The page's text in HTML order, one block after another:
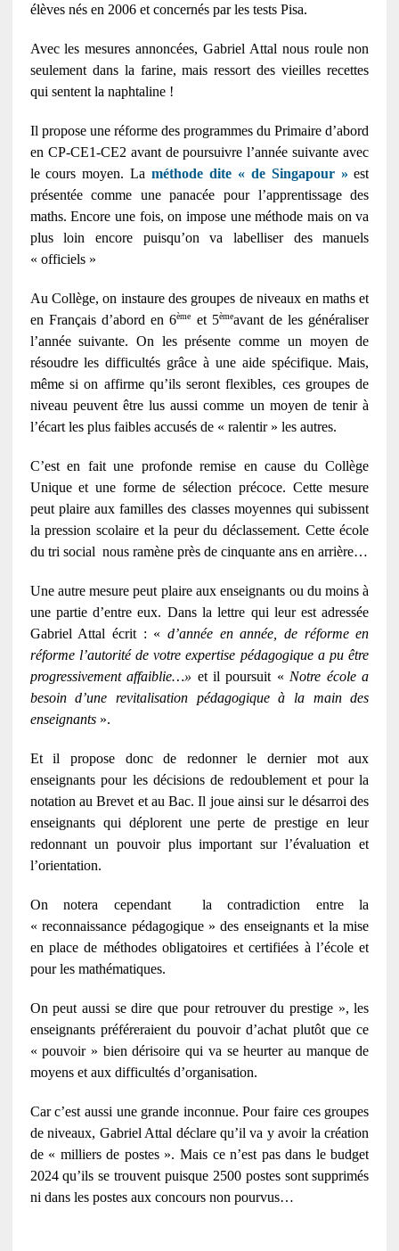
élèves nés en 2006 et concernés par les tests Pisa.
Avec les mesures annoncées, Gabriel Attal nous roule non
seulement dans la farine, mais ressort des vieilles recettes
qui sentent la naphtaline !
Il propose une réforme des programmes du Primaire d’abord
en CP-CE1-CE2 avant de poursuivre l’année suivante avec
le cours moyen. Laméthode dite « de Singapour » est
présentée comme une panacée pour l’apprentissage des
maths. Encore une fois, on impose une méthode mais on va
plus loin encore puisqu’on va labelliser des manuels
« officiels »
Au Collège, on instaure des groupes de niveaux en maths et
en Français d’abord en 6ème et 5èmeavant de les généraliser
l’année suivante. On les présente comme un moyen de
résoudre les difficultés grâce à une aide spécifique. Mais,
même si on affirme qu’ils seront flexibles, ces groupes de
niveau peuvent être lus aussi comme un moyen de tenir à
l’écart les plus faibles accusés de « ralentir » les autres.
C’est en fait une profonde remise en cause du Collège
Unique et une forme de sélection précoce. Cette mesure
peut plaire aux familles des classes moyennes qui subissent
la pression scolaire et la peur du déclassement. Cette école
du tri social nous ramène près de cinquante ans en arrière…
Une autre mesure peut plaire aux enseignants ou du moins à
une partie d’entre eux. Dans la lettre qui leur est adressée
Gabriel Attal écrit : « d’année en année, de réforme en
réforme l’autorité de votre expertise pédagogique a pu être
progressivement affaiblie…» et il poursuit « Notre école a
besoin d’une revitalisation pédagogique à la main des
enseignants ».
Et il propose donc de redonner le dernier mot aux
enseignants pour les décisions de redoublement et pour la
notation au Brevet et au Bac. Il joue ainsi sur le désarroi des
enseignants qui déplorent une perte de prestige en leur
redonnant un pouvoir plus important sur l’évaluation et
l’orientation.
On notera cependant la contradiction entre la
« reconnaissance pédagogique » des enseignants et la mise
en place de méthodes obligatoires et certifiées à l’école et
pour les mathématiques.
On peut aussi se dire que pour retrouver du prestige », les
enseignants préféreraient du pouvoir d’achat plutôt que ce
« pouvoir » bien dérisoire qui va se heurter au manque de
moyens et aux difficultés d’organisation.
Car c’est aussi une grande inconnue. Pour faire ces groupes
de niveaux, Gabriel Attal déclare qu’il va y avoir la création
de « milliers de postes ». Mais ce n’est pas dans le budget
2024 qu’ils se trouvent puisque 2500 postes sont supprimés
ni dans les postes aux concours non pourvus…